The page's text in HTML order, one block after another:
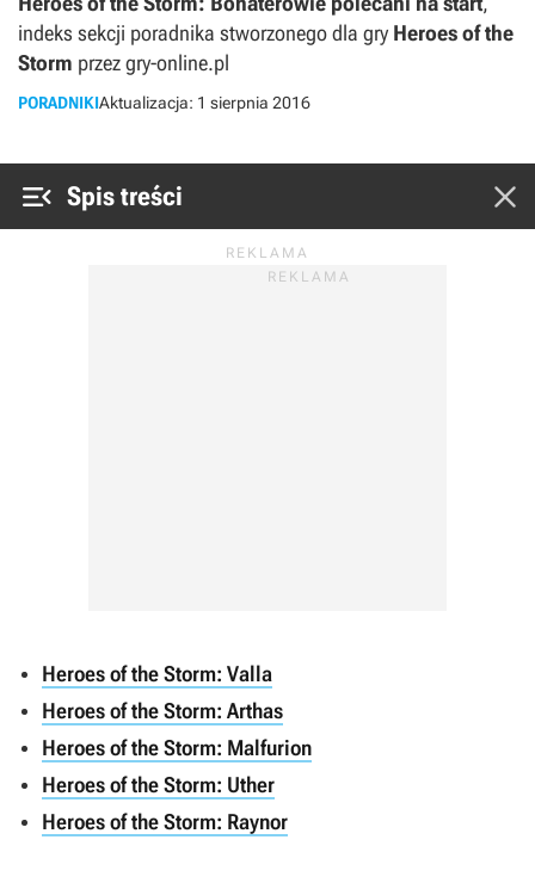
indeks sekcji poradnika stworzonego dla gry Heroes of the
Storm przez gry-online.pl
PORADNIKIAktualizacja: 1 sierpnia 2016
 Spis treści 
Heroes of the Storm: Valla
Heroes of the Storm: Arthas
Heroes of the Storm: Malfurion
Heroes of the Storm: Uther
Heroes of the Storm: Raynor